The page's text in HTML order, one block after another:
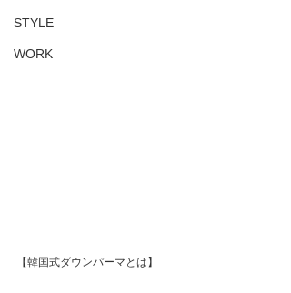
STYLE
WORK
【韓国式ダウンパーマとは】